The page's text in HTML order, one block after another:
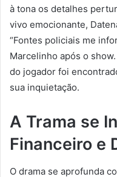
à tona os detalhes
vivo emocionante,
“Fontes policiais me
Marcelinho após o
do jogador foi
sua inquietação.
A Trama se
Financeiro e
O drama se aprofunda